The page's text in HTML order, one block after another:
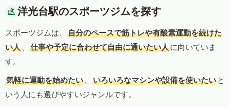
洋光台駅のスポーツジムを探す
スポーツジムは、
自分のペースで筋トレや有酸素運動を続けた
い人 、 仕事や予定に合わせて自由に通いたい人に向いていま
す。
気軽に運動を始めたい 、 いろいろなマシンや設備を使いたい と
いう人にも選びやすいジャンルです。